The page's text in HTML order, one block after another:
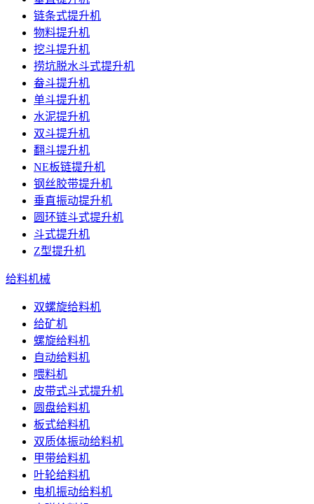
链条式提升机
物料提升机
挖斗提升机
捞坑脱水斗式提升机
畚斗提升机
单斗提升机
水泥提升机
双斗提升机
翻斗提升机
NE板链提升机
钢丝胶带提升机
垂直振动提升机
圆环链斗式提升机
斗式提升机
Z型提升机
给料机械
双螺旋给料机
给矿机
螺旋给料机
自动给料机
喂料机
皮带式斗式提升机
圆盘给料机
板式给料机
双质体振动给料机
甲带给料机
叶轮给料机
电机振动给料机